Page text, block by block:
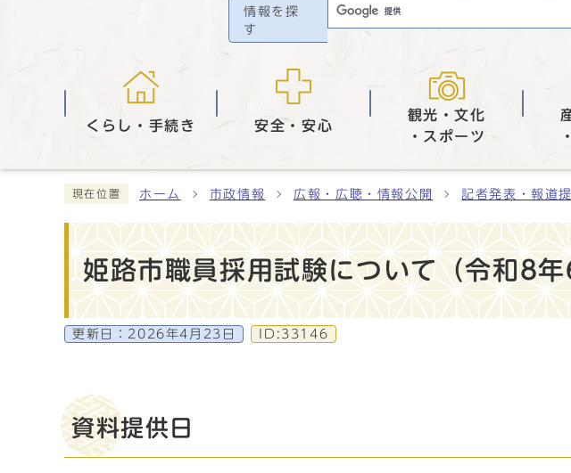
情報を探
す
くらし・手続き 安全・安心
観光・文化
・スポーツ
現在位置 ホーム 市政情報 広報・広聴・情報公開 記者発表・報道
姫路市職員採用試験について（令和8
更新日： 2026年4月23日 ID:33146
資料提供日